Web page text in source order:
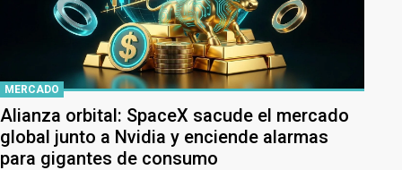
MERCADO
Alianza orbital: SpaceX sacude el mercado
global junto a Nvidia y enciende alarmas
para gigantes de consumo